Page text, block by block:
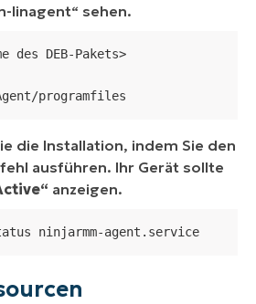
linagent“ sehen.
des DEB-Pakets>
programfiles
die Installation, indem Sie den
ausführen. Ihr Gerät sollte
anzeigen.
ninjarmm-agent.service